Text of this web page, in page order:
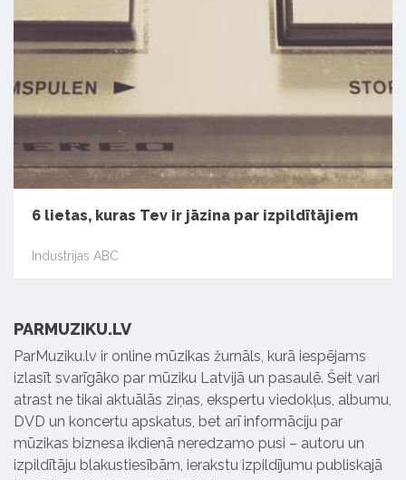
6 lietas, kuras Tev ir jāzina par izpildītājiem
Industrijas ABC
PARMUZIKU.LV
ParMuziku.lv ir online mūzikas žurnāls, kurā iespējams
izlasīt svarīgāko par mūziku Latvijā un pasaulē. Šeit vari
atrast ne tikai aktuālās ziņas, ekspertu viedokļus, albumu,
DVD un koncertu apskatus, bet arī informāciju par
mūzikas biznesa ikdienā neredzamo pusi – autoru un
izpildītāju blakustiesībām, ierakstu izpildījumu publiskajā